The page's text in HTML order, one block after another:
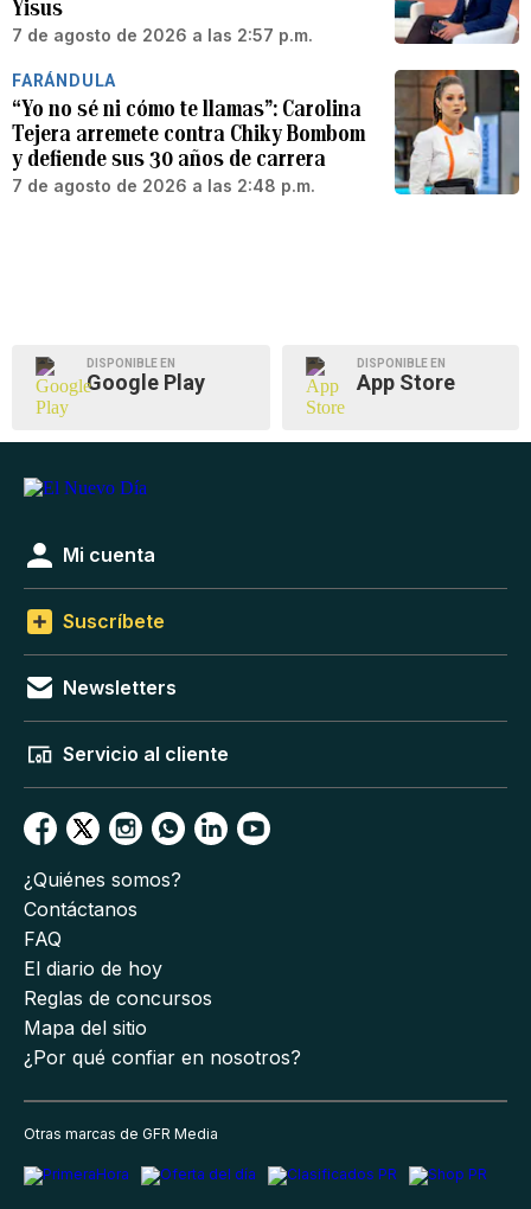
Yisus
7 de agosto de 2026 a las 2:57 p.m.
FARÁNDULA
“Yo no sé ni cómo te llamas”: Carolina
Tejera arremete contra Chiky Bombom
y defiende sus 30 años de carrera
7 de agosto de 2026 a las 2:48 p.m.
DISPONIBLE EN
Google Play
DISPONIBLE EN
App Store
Mi cuenta
Suscríbete
Newsletters
Servicio al cliente
¿Quiénes somos?
Contáctanos
FAQ
El diario de hoy
Reglas de concursos
Mapa del sitio
¿Por qué confiar en nosotros?
Otras marcas de GFR Media